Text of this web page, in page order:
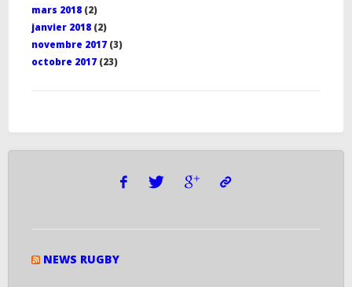
mars 2018(2)
janvier 2018(2)
novembre 2017(3)
octobre 2017(23)
NEWS RUGBY